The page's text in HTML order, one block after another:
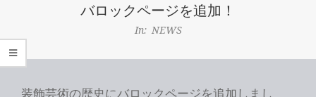
バロックページを追加！
In: NEWS
装飾芸術の歴史にバロックページを追加しまし